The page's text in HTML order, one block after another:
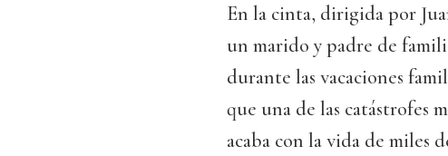
En la cinta, dirigida por
un marido y padre de
durante las vacaciones
que una de las catástrofes
acaba con la vida de miles